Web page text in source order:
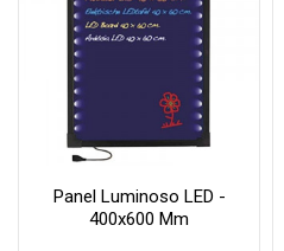
Panel Luminoso LED -
400x600 Mm